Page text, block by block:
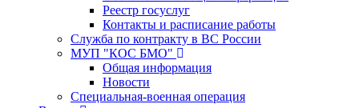
Реестр госуслуг
Контакты и расписание работы
Служба по контракту в ВС России
МУП "КОС БМО"
Общая информация
Новости
Специальная-военная операция